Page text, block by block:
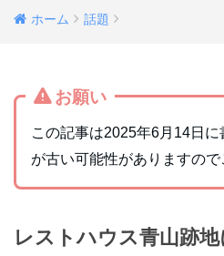
ホーム 話題
お願い
この記事は2025年6月14日
が古い可能性がありますので
レストハウス青山跡